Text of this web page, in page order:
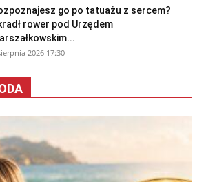
go po tatuażu z sercem?
rower pod Urzędem
2026 17:30